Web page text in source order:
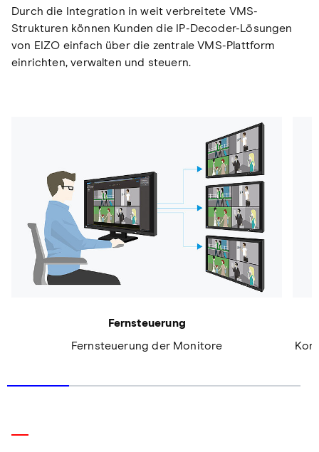
Durch die Integration in weit verbreitete VMS-
Strukturen können Kunden die IP-Decoder-Lösungen
von EIZO einfach über die zentrale VMS-Plattform
einrichten, verwalten und steuern.
Fernsteuerung
Fernsteuerung der Monitore